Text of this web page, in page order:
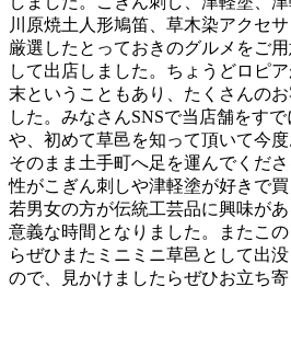
川原焼土人形鳩笛、草木染アクセ
厳選したとっておきのグルメをご
して出店しました。ちょうどロピ
末ということもあり、たくさんの
した。みなさんSNSで当店舗をす
や、初めて草邑を知って頂いて今
そのまま土手町へ足を運んでくだ
性がこぎん刺しや津軽塗が好きで
若男女の方が伝統工芸品に興味が
意義な時間となりました。またこ
らぜひまたミニミニ草邑として出
ので、見かけましたらぜひお立ち寄